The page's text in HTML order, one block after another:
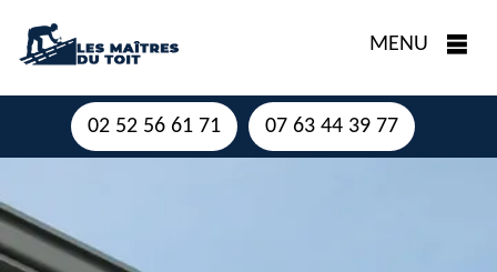
MENU
02 52 56 61 71 07 63 44 39 77